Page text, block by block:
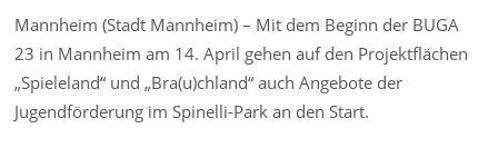
Mannheim (Stadt Mannheim) – Mit dem Beginn der BUGA
23 in Mannheim am 14. April gehen auf den Projektflächen
„Spieleland“ und „Bra(u)chland“ auch Angebote der
Jugendförderung im Spinelli-Park an den Start.